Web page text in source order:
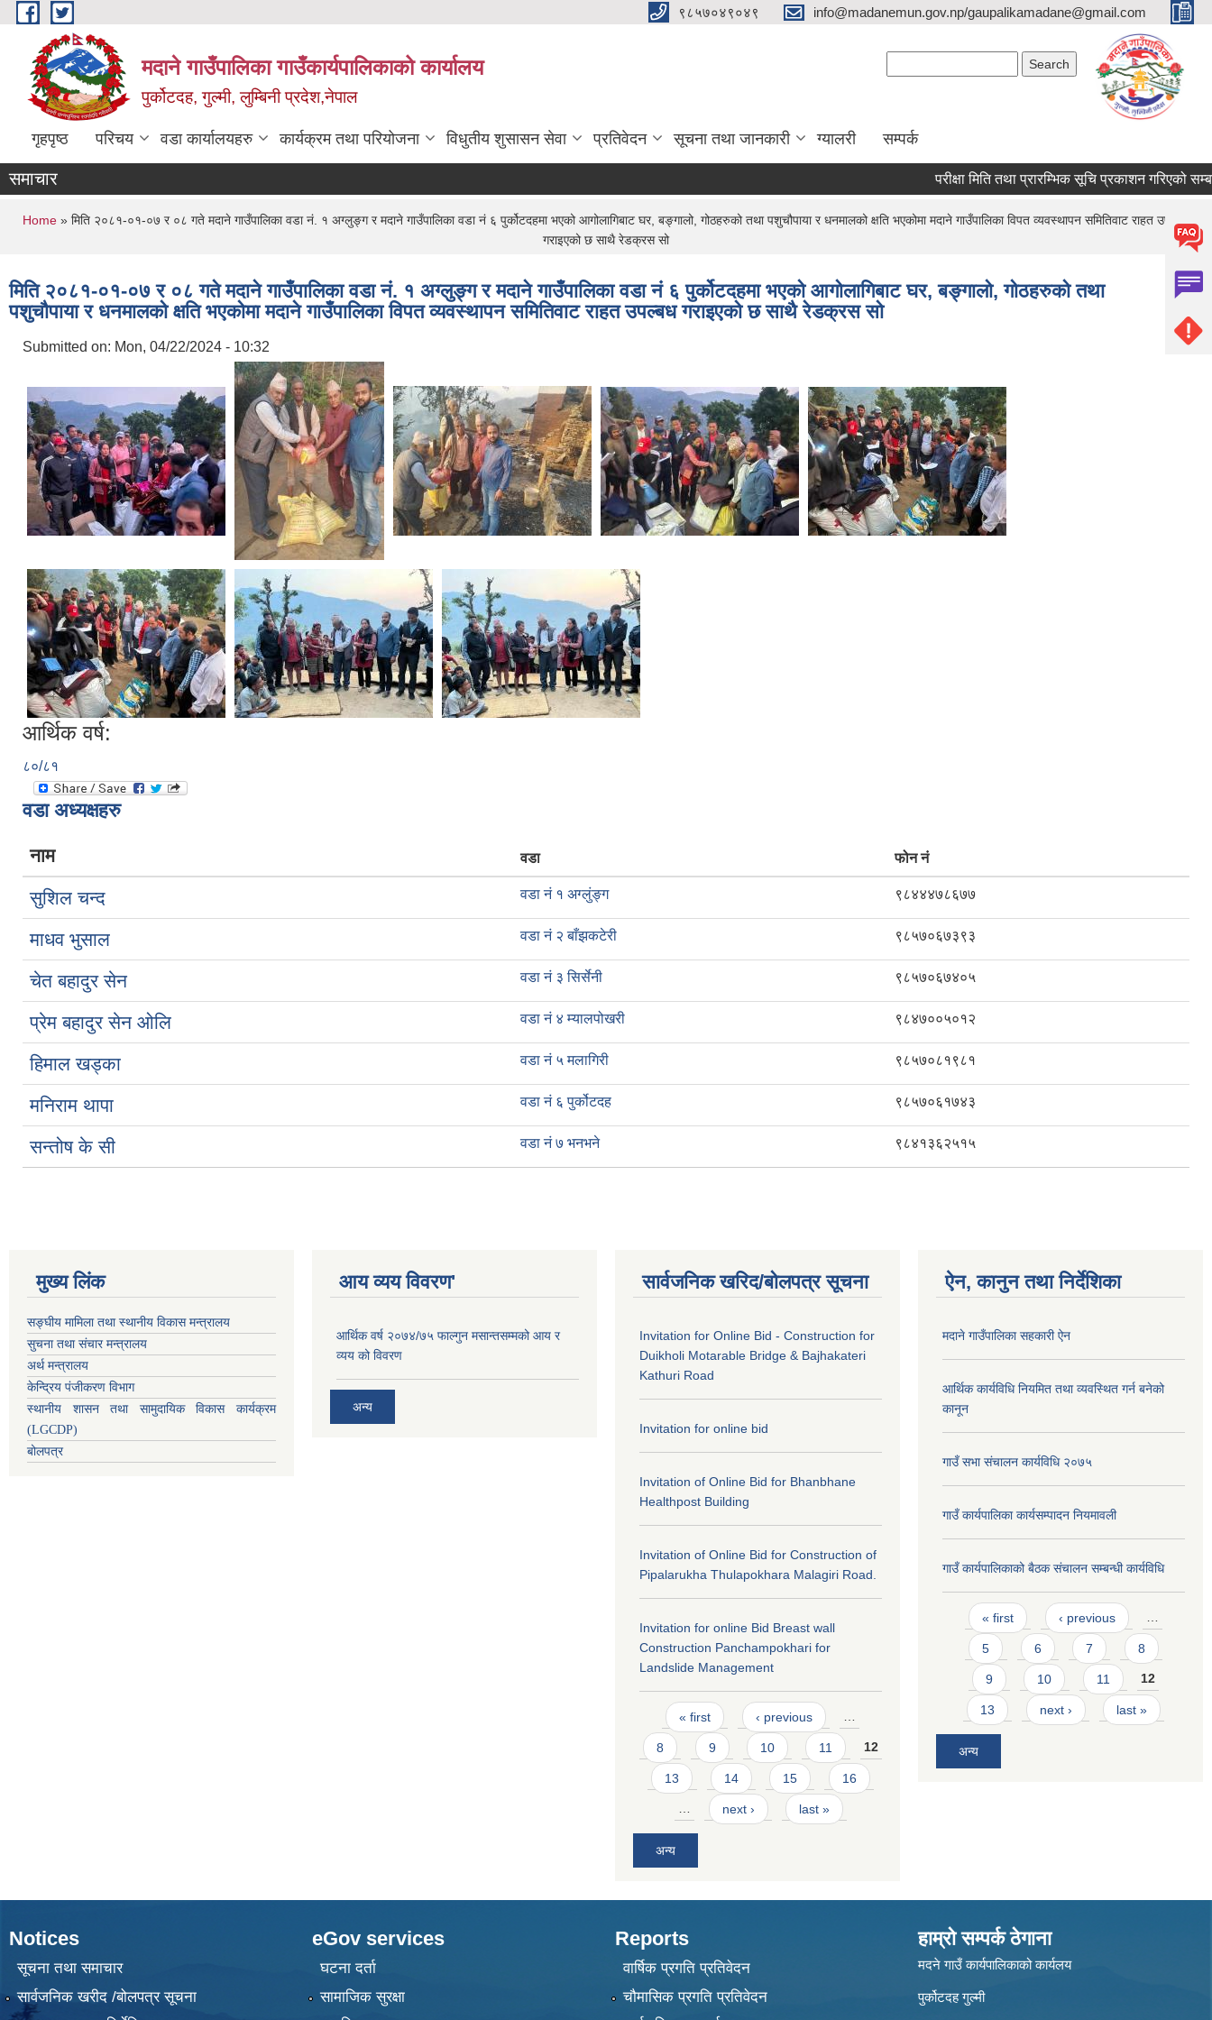
Skip to main content ९८५७०४९०४९ info@madanemun.gov.np/gaupalikamadane@gmail.com
मदाने गाउँपालिका गाउँकार्यपालिकाको कार्यालय
पुर्कोटदह, गुल्मी, लुम्बिनी प्रदेश,नेपाल
गृहपृष्ठ परिचय वडा कार्यालयहरु कार्यक्रम तथा परियोजना विधुतीय शुसासन सेवा प्रतिवेदन सूचना तथा जानकारी ग्यालरी सम्पर्क
समाचार परीक्षा मिति तथा प्रारम्भिक सूचि प्रकाशन गरिएको सम्बन्धी
You are here
Home » मिति २०८१-०१-०७ र ०८ गते मदाने गाउँपालिका वडा नं. १ अग्लुङ्ग र मदाने गाउँपालिका वडा नं ६ पुर्कोटदहमा भएको आगोलागिबाट घर, बङ्गालो, गोठहरुको तथा पशुचौपाया र धनमालको क्षति भएकोमा मदाने गाउँपालिका विपत व्यवस्थापन समितिवाट राहत उपल्बध
गराइएको छ साथै रेडक्रस सो
मिति २०८१-०१-०७ र ०८ गते मदाने गाउँपालिका वडा नं. १ अग्लुङ्ग र मदाने गाउँपालिका वडा नं ६ पुर्कोटदहमा भएको आगोलागिबाट घर, बङ्गालो, गोठहरुको तथा
पशुचौपाया र धनमालको क्षति भएकोमा मदाने गाउँपालिका विपत व्यवस्थापन समितिवाट राहत उपल्बध गराइएको छ साथै रेडक्रस सो
Submitted on: Mon, 04/22/2024 - 10:32
आर्थिक वर्ष:
८०/८१
वडा अध्यक्षहरु
नाम वडा फोन नं
सुशिल चन्द वडा नं १ अग्लुंङ्ग ९८४४४७८६७७
माधव भुसाल वडा नं २ बाँझकटेरी ९८५७०६७३९३
चेत बहादुर सेन वडा नं ३ सिर्सेनी ९८५७०६७४०५
प्रेम बहादुर सेन ओलि वडा नं ४ म्यालपोखरी ९८४७००५०१२
हिमाल खड्का वडा नं ५ मलागिरी ९८५७०८१९८१
मनिराम थापा वडा नं ६ पुर्कोटदह ९८५७०६१७४३
सन्तोष के सी वडा नं ७ भनभने ९८४१३६२५१५
मुख्य लिंक
सङ्घीय मामिला तथा स्थानीय विकास मन्त्रालय
सुचना तथा संचार मन्त्रालय
अर्थ मन्त्रालय
केन्द्रिय पंजीकरण विभाग
स्थानीय शासन तथा सामुदायिक विकास कार्यक्रम
(LGCDP)
बोलपत्र
आय व्यय विवरण'
आर्थिक वर्ष २०७४/७५ फाल्गुन मसान्तसम्मको आय र
व्यय को विवरण
अन्य
सार्वजनिक खरिद/बोलपत्र सूचना
Invitation for Online Bid - Construction for
Duikholi Motarable Bridge & Bajhakateri
Kathuri Road
Invitation for online bid
Invitation of Online Bid for Bhanbhane
Healthpost Building
Invitation of Online Bid for Construction of
Pipalarukha Thulapokhara Malagiri Road.
Invitation for online Bid Breast wall
Construction Panchampokhari for
Landslide Management
Pages
« first ‹ previous …
8 9 10 11 12
13 14 15 16
… next › last »
अन्य
ऐन, कानुन तथा निर्देशिका
मदाने गाउँपालिका सहकारी ऐन
आर्थिक कार्यविधि नियमित तथा व्यवस्थित गर्न बनेको
कानून
गाउँ सभा संचालन कार्यविधि २०७५
गाउँ कार्यपालिका कार्यसम्पादन नियमावली
गाउँ कार्यपालिकाको बैठक संचालन सम्बन्धी कार्यविधि
Pages
« first ‹ previous …
5 6 7 8
9 10 11 12
13 next › last »
अन्य
Notices
सूचना तथा समाचार
सार्वजनिक खरीद /बोलपत्र सूचना
eGov services
घटना दर्ता
सामाजिक सुरक्षा
Reports
वार्षिक प्रगति प्रतिवेदन
चौमासिक प्रगति प्रतिवेदन
हाम्रो सम्पर्क ठेगाना
मदने गाउँ कार्यपालिकाको कार्यलय
पुर्कोटदह गुल्मी